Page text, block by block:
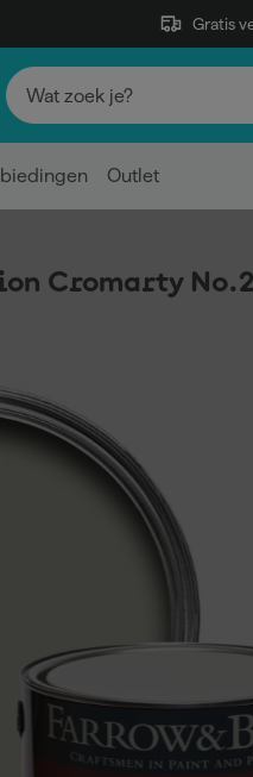
Gratis
Outlet
Cromarty